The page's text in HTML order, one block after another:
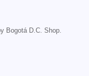
Bogotá D.C. Shop.